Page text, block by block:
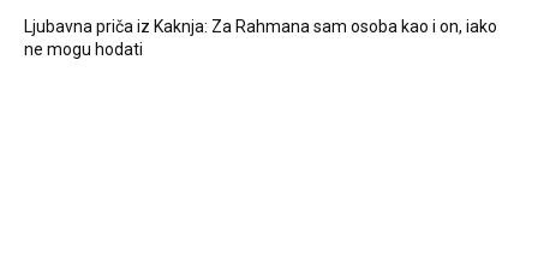
Ljubavna priča iz Kaknja: Za Rahmana sam osoba kao i on, iako
ne mogu hodati